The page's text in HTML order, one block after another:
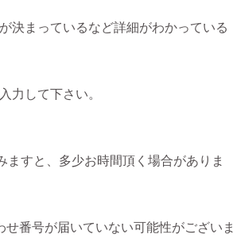
決まっているなど詳細がわかっている
力して下さい。
すと、多少お時間頂く場合がありま
番号が届いていない可能性がございま